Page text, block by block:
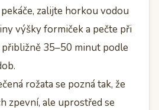
zalijte horkou vodou
výšky formiček a pečte při
přibližně 35–50 minut podle
rožata se pozná tak, že
zpevní, ale uprostřed se